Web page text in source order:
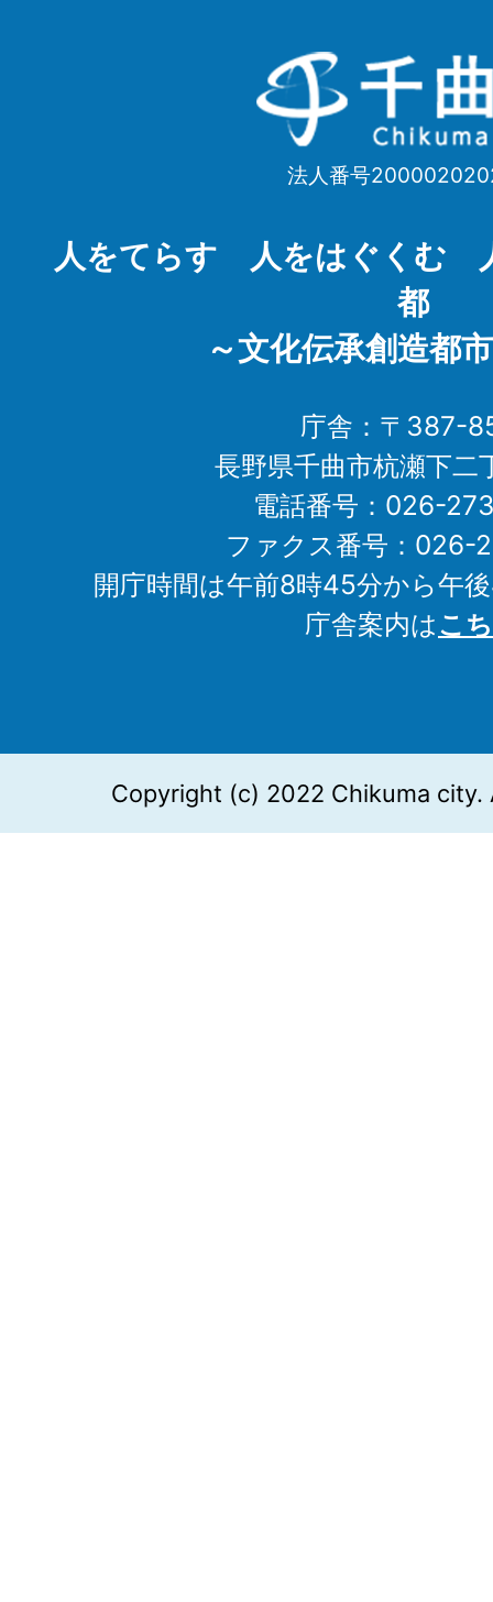
千
曲
Chikuma
法人番号
人をてらす 人をはぐくむ
都
～文化伝承創造都
庁舎：〒387-
長野県千曲市杭瀬下二
電話番号：026-
ファクス番号：026-
開庁時間は午前8時45分から午
庁舎案内はこ
Copyright (c) 2022 Chikuma city.